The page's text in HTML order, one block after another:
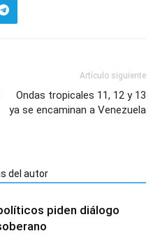
Artículo siguiente
Ondas tropicales 11, 12 y 13
ya se encaminan a Venezuela
del autor
piden diálogo